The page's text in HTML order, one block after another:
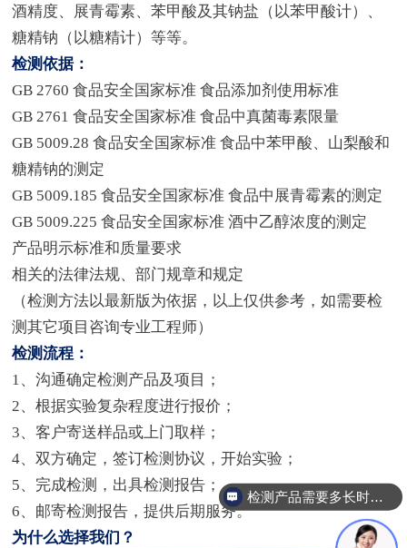
酒精度、展青霉素、苯甲酸及其钠盐（以苯甲酸计）、
糖精钠（以糖精计）等等。
检测依据：
GB 2760 食品安全国家标准 食品添加剂使用标准
GB 2761 食品安全国家标准 食品中真菌毒素限量
GB 5009.28 食品安全国家标准 食品中苯甲酸、山梨酸和
糖精钠的测定
GB 5009.185 食品安全国家标准 食品中展青霉素的测定
GB 5009.225 食品安全国家标准 酒中乙醇浓度的测定
产品明示标准和质量要求
相关的法律法规、部门规章和规定
（检测方法以最新版为依据，以上仅供参考，如需要检
测其它项目咨询专业工程师）
检测流程：
1、沟通确定检测产品及项目；
2、根据实验复杂程度进行报价；
3、客户寄送样品或上门取样；
4、双方确定，签订检测协议，开始实验；
5、完成检测，出具检测报告；
6、邮寄检测报告，提供后期服务。
为什么选择我们？
检测产品需要多长时间？